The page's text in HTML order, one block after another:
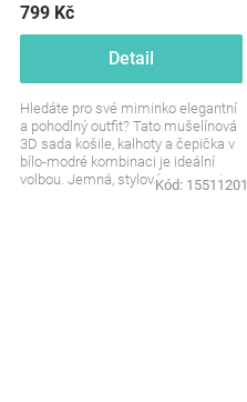
799 Kč
Detail
Hledáte pro své miminko elegantní
a pohodlný outfit? Tato mušelínová
3D sada košile, kalhoty a čepička v
bílo-modré kombinaci je ideální
volbou. Jemná, stylová a naprosto...
Kód: 15511201